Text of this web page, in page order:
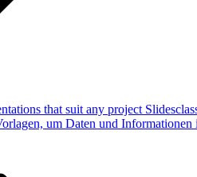
that suit any project
um Daten und